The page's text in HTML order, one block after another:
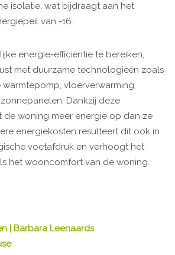
isolatie, wat bijdraagt aan het
van -16.
energie-efficiëntie te bereiken,
met duurzame technologieën zoals
vloerverwarming,
Dankzij deze
de woning meer energie op dan ze
energiekosten resulteert dit ook in
voetafdruk en verhoogt het
het wooncomfort van de woning.
| Barbara Leenaards